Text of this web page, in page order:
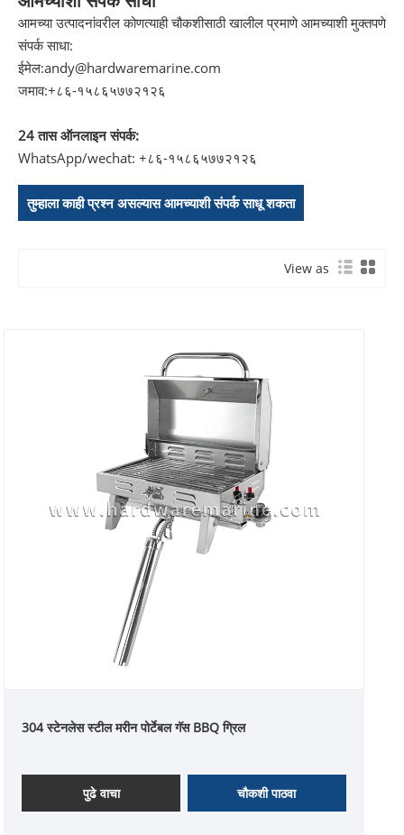
आमच्या उत्पादनांवरील कोणत्याही चौकशीसाठी खालील प्रमाणे आमच्याशी मुक्तपणे
संपर्क साधा:
ईमेल:andy@hardwaremarine.com
जमाव:+८६-१५८६५७७२१२६
24 तास ऑनलाइन संपर्क:
WhatsApp/wechat: +८६-१५८६५७७२१२६
तुम्हाला काही प्रश्न असल्यास आमच्याशी संपर्क साधू शकता
View as
304 स्टेनलेस स्टील मरीन पोर्टेबल गॅस BBQ ग्रिल
पुढे वाचा चौकशी पाठवा